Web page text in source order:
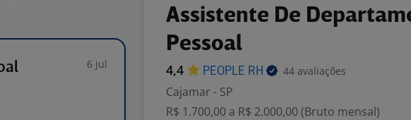
6 jul
Assistente De
Pessoal
4,4 PEOPLE RH 44 avaliações
Cajamar - SP
R$ 1.700,00 a R$ 2.000,00 (Bruto mensal)